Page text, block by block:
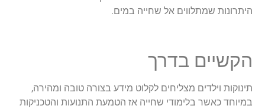
היתרונות שמתלווים אל שחייה במים.
הקשיים בדרך
תינוקות וילדים מצליחים לקלוט מידע בצורה טובה ומהירה,
במיוחד כאשר בלימודי שחייה אז הטמעת התנועות והטכניקות